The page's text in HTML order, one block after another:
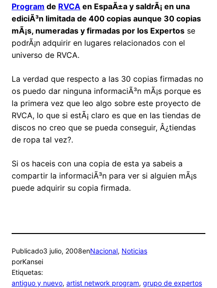
Program de RVCA en EspaÃ±a y saldrÃ¡ en una
ediciÃ³n limitada de 400 copias aunque 30 copias
mÃ¡s, numeradas y firmadas por los Expertos se
podrÃ¡n adquirir en lugares relacionados con el
universo de RVCA.
La verdad que respecto a las 30 copias firmadas no
os puedo dar ninguna informaciÃ³n mÃ¡s porque es
la primera vez que leo algo sobre este proyecto de
RVCA, lo que si estÃ¡ claro es que en las tiendas de
discos no creo que se pueda conseguir, Â¿tiendas
de ropa tal vez?.
Si os haceis con una copia de esta ya sabeis a
compartir la informaciÃ³n para ver si alguien mÃ¡s
puede adquirir su copia firmada.
Publicado3 julio, 2008enNacional, Noticias
porKansei
Etiquetas:
antiguo y nuevo, artist network program, grupo de expertos